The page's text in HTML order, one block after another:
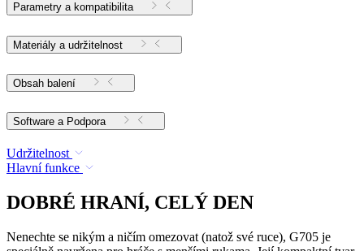
Parametry a kompatibilita
Materiály a udržitelnost
Obsah balení
Software a Podpora
Udržitelnost
Hlavní funkce
DOBRÉ HRANÍ, CELÝ DEN
Nenechte se nikým a ničím omezovat (natož své ruce), G705 je